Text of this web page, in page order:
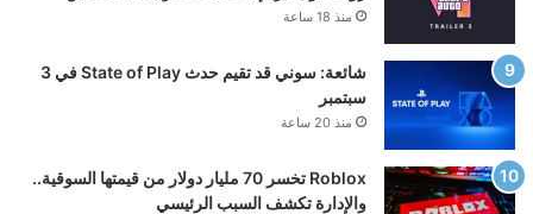
منذ 18 ساعة
شائعة: سوني قد تقيم حدث State of Play في 3
سبتمبر
منذ 20 ساعة
Roblox تخسر 70 مليار دولار من قيمتها السوقية..
والإدارة تكشف السبب الرئيسي